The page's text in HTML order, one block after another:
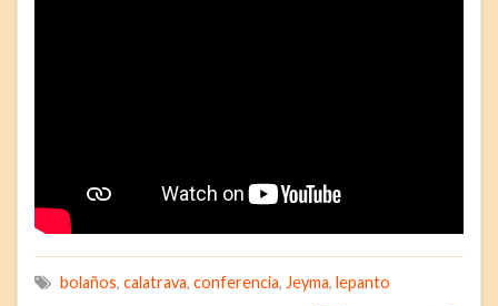
bolaños, calatrava, conferencia, Jeyma, lepanto